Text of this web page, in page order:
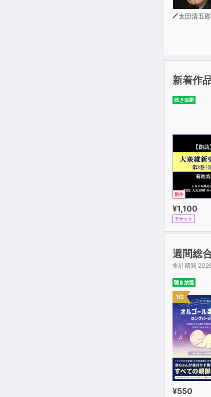
でも、べ
読んだ人
目的にし
他の本を
この本は
一つ一つ
その言葉
もちろん
その著作
あるいは
それに限
この本は
ただし、
そうした
しかし、
よくよく
大拙は、
その一つ
それは、
じっさい
すぐれた
多くの固
ところが
ほとんど
しかも、
太田清五郎
新着作
聴き放題
新作
¥1,100
チケット
週間総
集計期間
聴き放題
1位
¥550